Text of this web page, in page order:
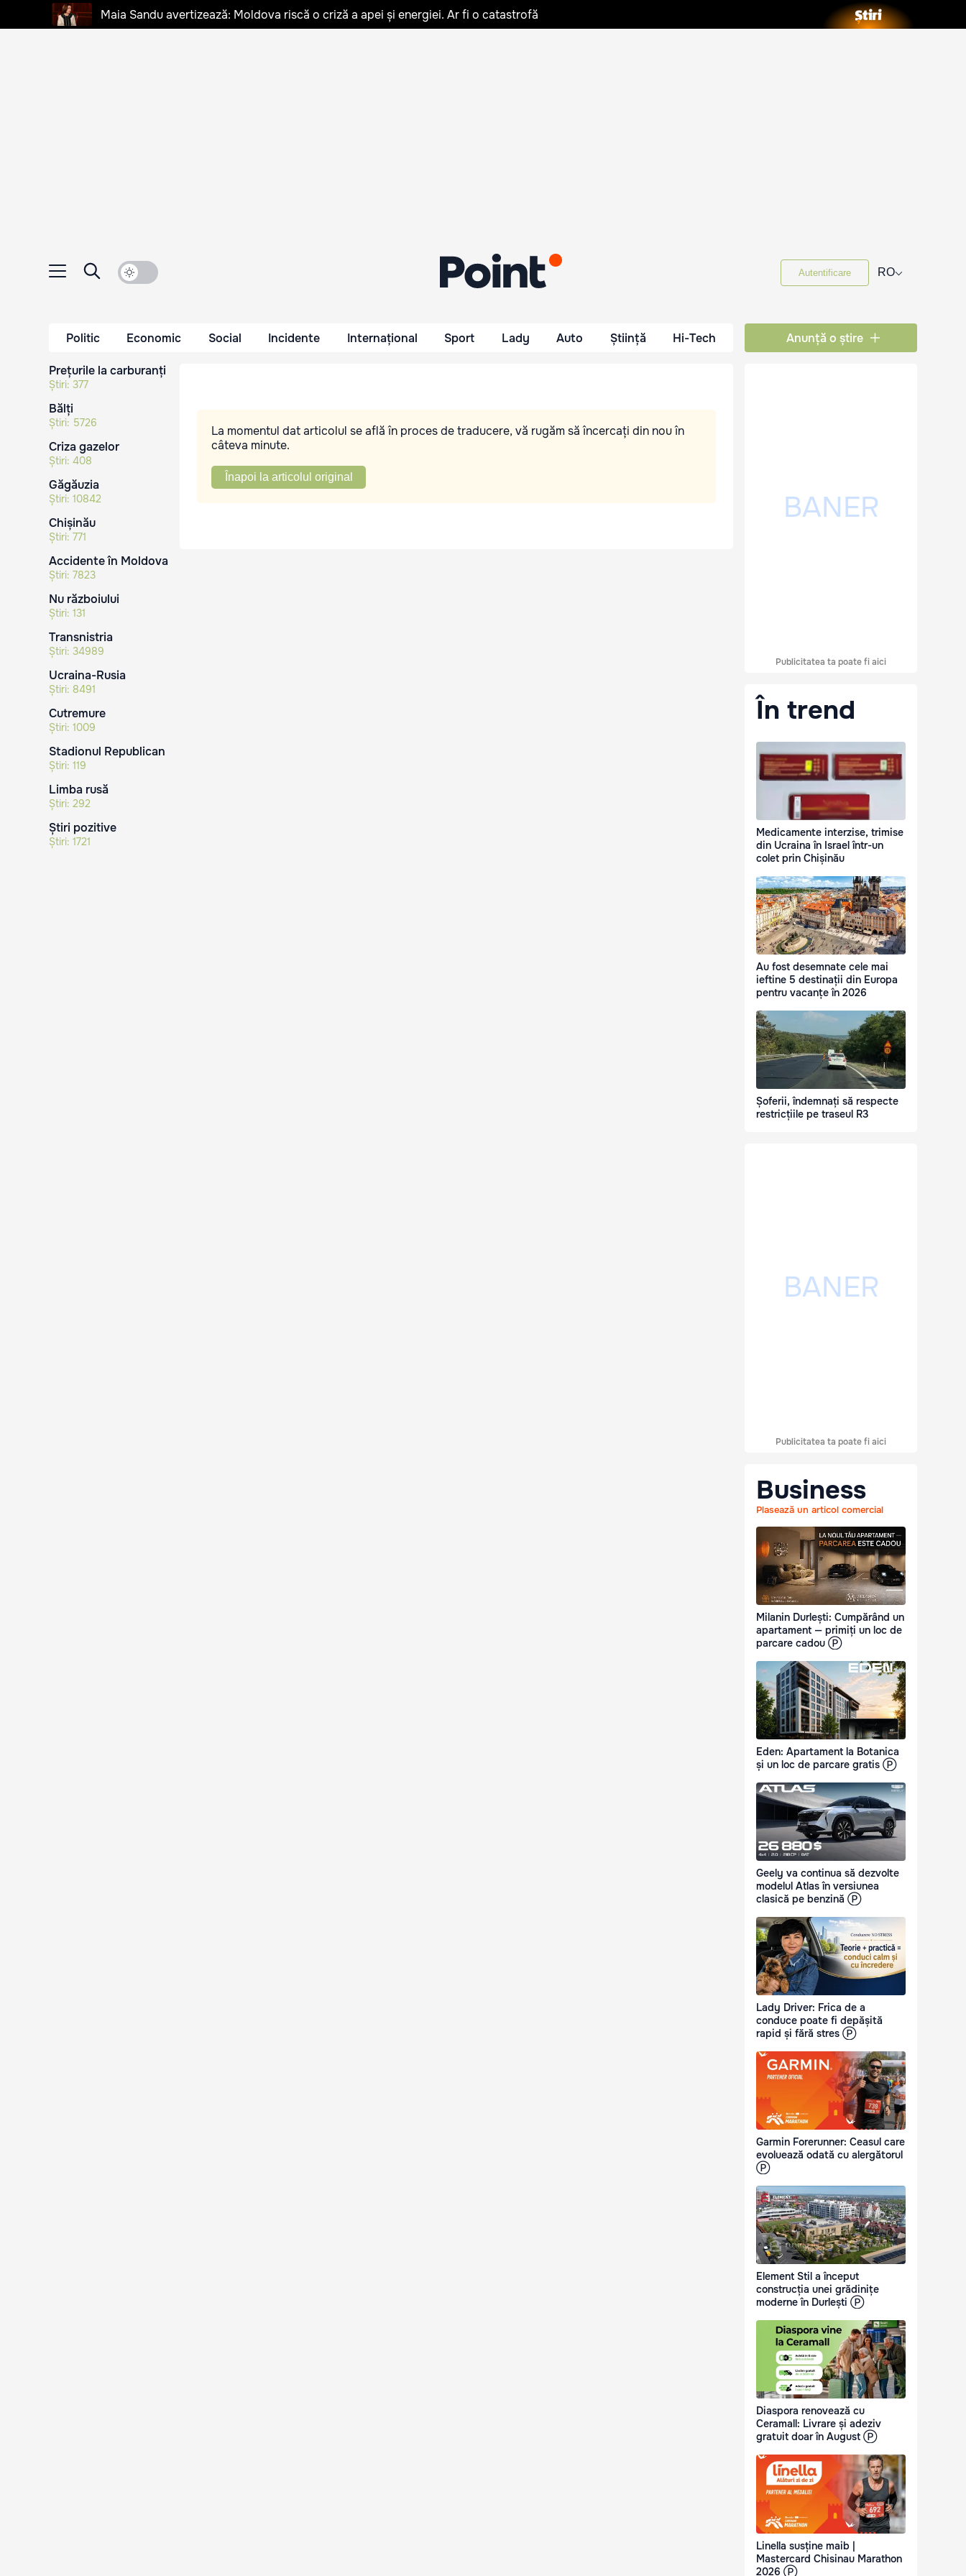
Maia Sandu avertizează: Moldova riscă o criză a apei și energiei. Ar fi o catastrofă
Autentificare RO⌵
Politic Economic Social Incidente Internațional Sport Lady Auto Știință Hi-Tech Anunță o știre
Prețurile la carburanți
Știri: 377
Bălți
Știri: 5726
Criza gazelor
Știri: 408
Găgăuzia
Știri: 10842
Chișinău
Știri: 771
Accidente în Moldova
Știri: 7823
Nu războiului
Știri: 131
Transnistria
Știri: 34989
Ucraina-Rusia
Știri: 8491
Cutremure
Știri: 1009
Stadionul Republican
Știri: 119
Limba rusă
Știri: 292
Știri pozitive
Știri: 1721
La momentul dat articolul se află în proces de traducere, vă rugăm să încercați din nou în
câteva minute.
Înapoi la articolul original
Publicitatea ta poate fi aici
În trend
Medicamente interzise, trimise
din Ucraina în Israel într-un
colet prin Chișinău
Au fost desemnate cele mai
ieftine 5 destinații din Europa
pentru vacanțe în 2026
Șoferii, îndemnați să respecte
restricțiile pe traseul R3
Publicitatea ta poate fi aici
Business
Plasează un articol comercial
Milanin Durlești: Cumpărând un
apartament — primiți un loc de
parcare cadou Ⓟ
Eden: Apartament la Botanica
și un loc de parcare gratis Ⓟ
Geely va continua să dezvolte
modelul Atlas în versiunea
clasică pe benzină Ⓟ
Lady Driver: Frica de a
conduce poate fi depășită
rapid și fără stres Ⓟ
Garmin Forerunner: Ceasul care
evoluează odată cu alergătorul
Ⓟ
Element Stil a început
construcția unei grădinițe
moderne în Durlești Ⓟ
Diaspora renovează cu
Ceramall: Livrare și adeziv
gratuit doar în August Ⓟ
Linella susține maib |
Mastercard Chisinau Marathon
2026 Ⓟ